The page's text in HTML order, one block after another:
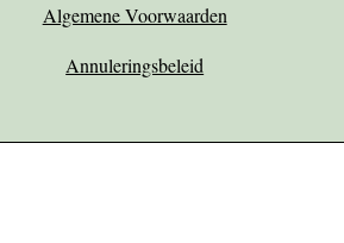
Algemene Voorwaarden
Annuleringsbeleid